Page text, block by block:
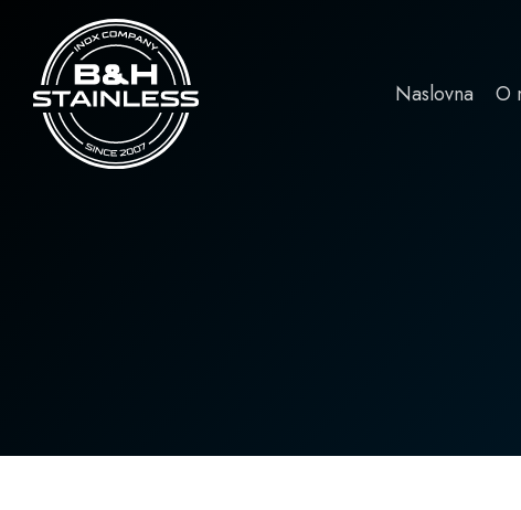
Naslovna O